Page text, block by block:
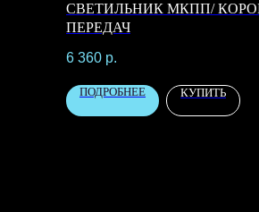
СВЕТИЛЬНИК МКПП/
ПЕРЕДАЧ
6 360 р.
ПОДРОБНЕЕ КУПИТЬ